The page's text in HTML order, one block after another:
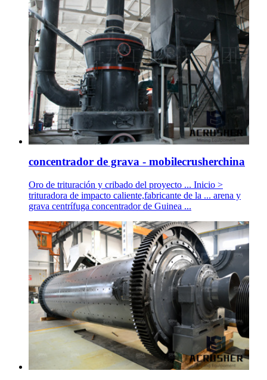
concentrador de grava - mobilecrusherchina
Oro de trituración y cribado del proyecto ... Inicio >
trituradora de impacto caliente,fabricante de la ... arena y
grava centrífuga concentrador de Guinea ...